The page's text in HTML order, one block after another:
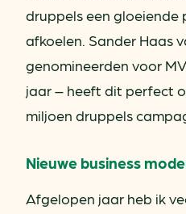
druppels een gloeiende
afkoelen. Sander Haas
genomineerden voor
jaar – heeft dit perfect
miljoen druppels
Nieuwe business
Afgelopen jaar heb ik